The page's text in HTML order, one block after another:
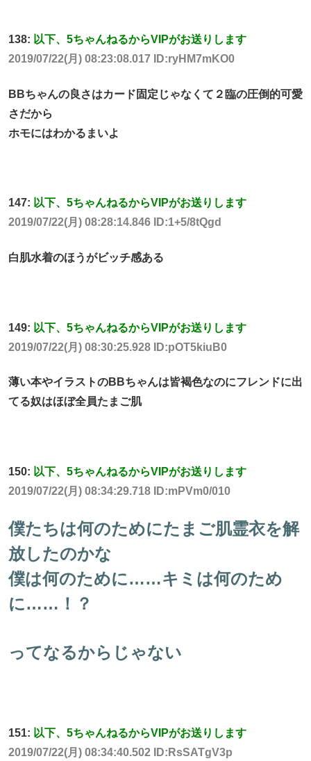
138: 以下、5ちゃんねるからVIPがお送りします
2019/07/22(月) 08:23:08.017 ID:ryHM7mKO0
BBちゃんの良さはカード固定じゃなくて２臨の圧倒的可愛
さだから
ホモにはわかるまいよ
147: 以下、5ちゃんねるからVIPがお送りします
2019/07/22(月) 08:28:14.846 ID:1+5/8tQgd
白肌水着のほうがビッチ感ある
149: 以下、5ちゃんねるからVIPがお送りします
2019/07/22(月) 08:30:25.928 ID:pOT5kiuB0
薄い本やイラストのBBちゃんは皆褐色なのにフレンドに出
てる奴はほぼ全員たまご肌
150: 以下、5ちゃんねるからVIPがお送りします
2019/07/22(月) 08:34:29.718 ID:mPVm0/010
僕たちは何のためにたまご肌霊衣を解
放したのかな
僕は何のために……キミは何のため
に……！？
ってなるからじゃない
151: 以下、5ちゃんねるからVIPがお送りします
2019/07/22(月) 08:34:40.502 ID:RsSATgV3p